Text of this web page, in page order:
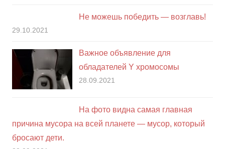
Не можешь победить — возглавь!
29.10.2021
Важное объявление для
обладателей Y хромосомы
28.09.2021
На фото видна самая главная
причина мусора на всей планете — мусор, который
бросают дети.